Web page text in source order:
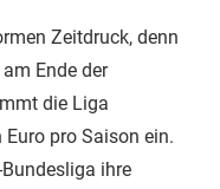
Zeitdruck, denn
Ende der
die Liga
pro Saison ein.
ihre